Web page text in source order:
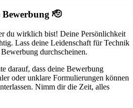
🫡
du wirklich bist! Deine Persönlichkeit
Lass deine Leidenschaft für Technik
durchscheinen.
darauf, dass deine Bewerbung
oder unklare Formulierungen können
Nimm dir die Zeit, alles